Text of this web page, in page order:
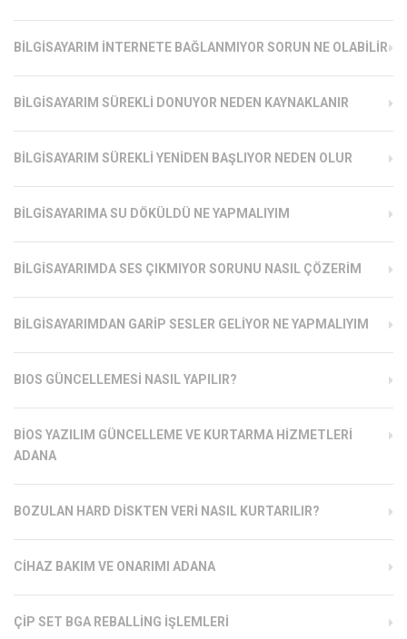
BILGISAYARIM İNTERNETE BAĞLANMIYOR SORUN NE OLABILIR
BILGISAYARIM SÜREKLI DONUYOR NEDEN KAYNAKLANIR
BILGISAYARIM SÜREKLI YENIDEN BAŞLIYOR NEDEN OLUR
BILGISAYARIMA SU DÖKÜLDÜ NE YAPMALIYIM
BILGISAYARIMDA SES ÇIKMIYOR SORUNU NASIL ÇÖZERIM
BILGISAYARIMDAN GARIP SESLER GELIYOR NE YAPMALIYIM
BIOS GÜNCELLEMESI NASIL YAPILIR?
BIOS YAZILIM GÜNCELLEME VE KURTARMA HIZMETLERI
ADANA
BOZULAN HARD DISKTEN VERI NASIL KURTARILIR?
CIHAZ BAKIM VE ONARIMI ADANA
ÇIP SET BGA REBALLING İŞLEMLERI